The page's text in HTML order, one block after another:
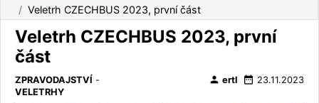
Veletrh CZECHBUS 2023, první část
Veletrh CZECHBUS 2023, první
část
ZPRAVODAJSTVÍ -
VELETRHY
person ertl date_range 23.11.2023